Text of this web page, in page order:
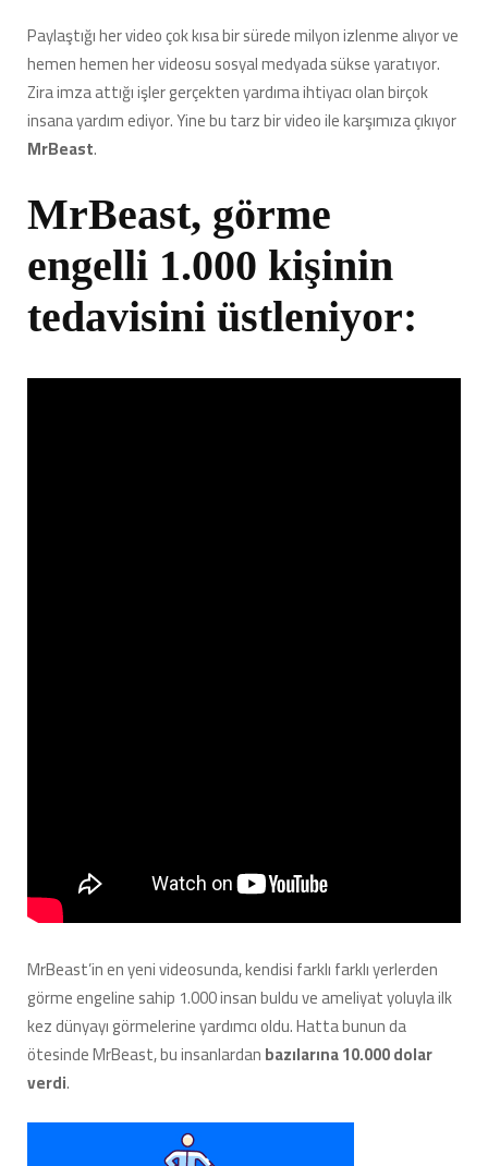
Paylaştığı her video çok kısa bir sürede milyon izlenme alıyor ve
hemen hemen her videosu sosyal medyada sükse yaratıyor.
Zira imza attığı işler gerçekten yardıma ihtiyacı olan birçok
insana yardım ediyor. Yine bu tarz bir video ile karşımıza çıkıyor
MrBeast.
MrBeast, görme
engelli 1.000 kişinin
tedavisini üstleniyor:
MrBeast’in en yeni videosunda, kendisi farklı farklı yerlerden
görme engeline sahip 1.000 insan buldu ve ameliyat yoluyla ilk
kez dünyayı görmelerine yardımcı oldu. Hatta bunun da
ötesinde MrBeast, bu insanlardanbazılarına 10.000 dolar
verdi.